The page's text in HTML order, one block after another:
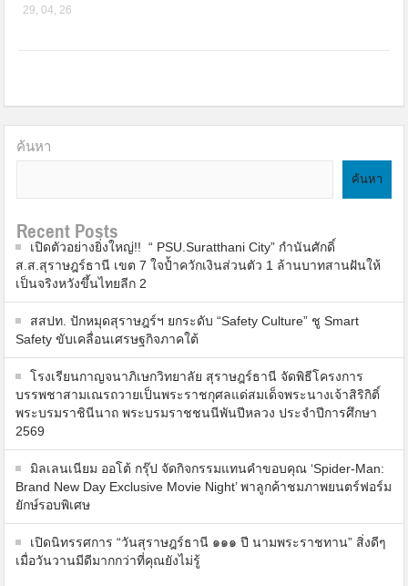
29, 04, 26
ค้นหา
ค้นหา
Recent Posts
เปิดตัวอย่างยิ่งใหญ่!! “ PSU.Suratthani City” กำนันศักดิ์
ส.ส.สุราษฎร์ธานี เขต 7 ใจป้ำควักเงินส่วนตัว 1 ล้านบาทสานฝันให้
เป็นจริงหวังขึ้นไทยลีก 2
สสปท. ปักหมุดสุราษฎร์ฯ ยกระดับ “Safety Culture” ชู Smart
Safety ขับเคลื่อนเศรษฐกิจภาคใต้
โรงเรียนกาญจนาภิเษกวิทยาลัย สุราษฎร์ธานี จัดพิธีโครงการ
บรรพชาสามเณรถวายเป็นพระราชกุศลแด่สมเด็จพระนางเจ้าสิริกิติ์
พระบรมราชินีนาถ พระบรมราชชนนีพันปีหลวง ประจำปีการศึกษา
2569
มิลเลนเนียม ออโต้ กรุ๊ป จัดกิจกรรมแทนคำขอบคุณ ‘Spider-Man:
Brand New Day Exclusive Movie Night’ พาลูกค้าชมภาพยนตร์ฟอร์ม
ยักษ์รอบพิเศษ
เปิดนิทรรศการ “วันสุราษฎร์ธานี ๑๑๑ ปี นามพระราชทาน” สิ่งดีๆ
เมื่อวันวานมีดีมากกว่าที่คุณยังไม่รู้